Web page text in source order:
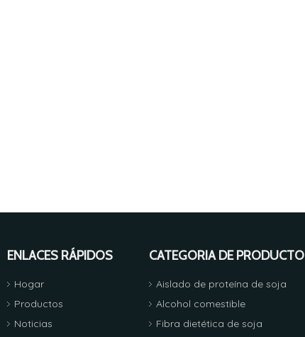
ENLACES RÁPIDOS
Hogar
Productos
Noticias
CATEGORIA DE PRODUCTO
Aislado de proteína de soja
Alcohol comestible
Fibra dietética de soja